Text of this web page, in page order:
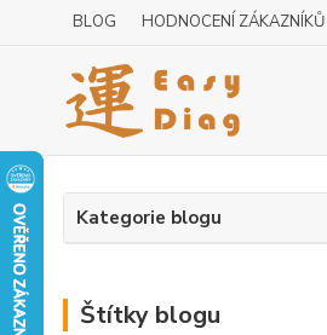
BLOG HODNOCENÍ ZÁKAZNÍKŮ
Kategorie blogu
Štítky blogu